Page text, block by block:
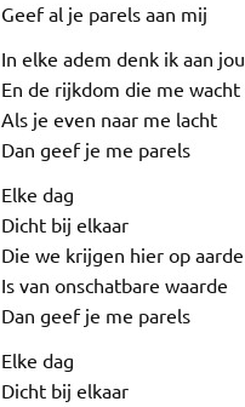
Geef al je parels aan mij
In elke adem denk ik aan jou
En de rijkdom die me wacht
Als je even naar me lacht
Dan geef je me parels
Elke dag
Dicht bij elkaar
Die we krijgen hier op aarde
Is van onschatbare waarde
Dan geef je me parels
Elke dag
Dicht bij elkaar